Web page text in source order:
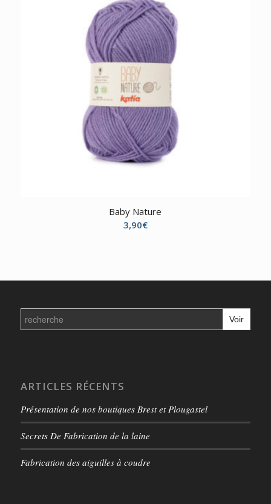
Baby Nature
3,90€
Search
for:
ARTICLES RÉCENTS
Présentation de nos boutiques Brest et Plougastel
Secrets De Fabrication de la laine
Fabrication des aiguilles à coudre